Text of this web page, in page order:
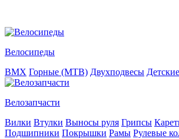
Велосипеды
BMX Горные (MTB) Двухподвесы Детские
Велозапчасти
Вилки Втулки Выносы руля Грипсы
Подшипники Покрышки Рамы Рулевые